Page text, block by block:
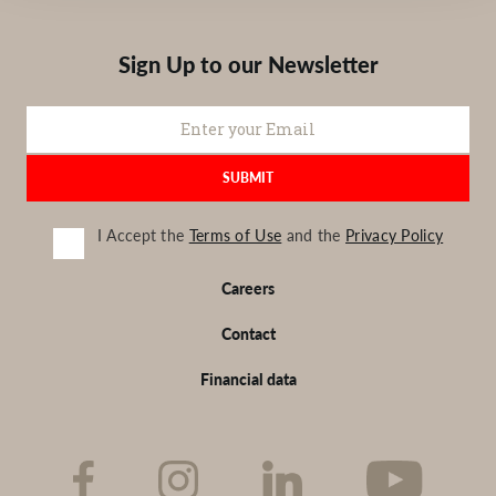
Sign Up to our Newsletter
I Accept the Terms of Use and the Privacy Policy
Footer
Careers
Contact
Financial data